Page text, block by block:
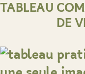
TABLEAU
DE